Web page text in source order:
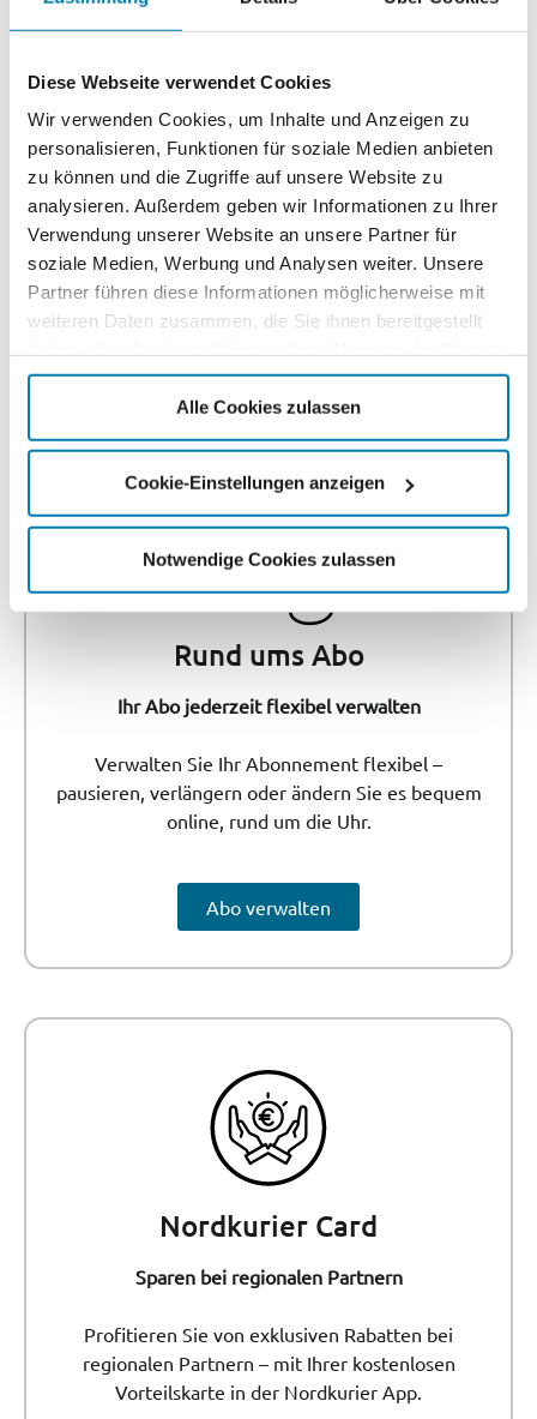
Diese Webseite verwendet Cookies
Wir verwenden Cookies, um Inhalte und Anzeigen zu
personalisieren, Funktionen für soziale Medien anbieten
zu können und die Zugriffe auf unsere Website zu
analysieren. Außerdem geben wir Informationen zu Ihrer
Verwendung unserer Website an unsere Partner für
soziale Medien, Werbung und Analysen weiter. Unsere
Partner führen diese Informationen möglicherweise mit
weiteren Daten zusammen, die Sie ihnen bereitgestellt
gesammelt haben.
Alle Cookies zulassen
Cookie-Einstellungen anzeigen
Notwendige Cookies zulassen
Lokalportal
Ihr Verein sichtbar in der Region
Veröffentlichen Sie Vereinsnachrichten und
Termine schnell, kostenlos und mit wenigen Klicks.
Beitrag veröffentlichen
Rund ums Abo
Ihr Abo jederzeit flexibel verwalten
Verwalten Sie Ihr Abonnement flexibel –
pausieren, verlängern oder ändern Sie es bequem
online, rund um die Uhr.
Abo verwalten
Nordkurier Card
Sparen bei regionalen Partnern
Profitieren Sie von exklusiven Rabatten bei
regionalen Partnern – mit Ihrer kostenlosen
Vorteilskarte in der Nordkurier App.